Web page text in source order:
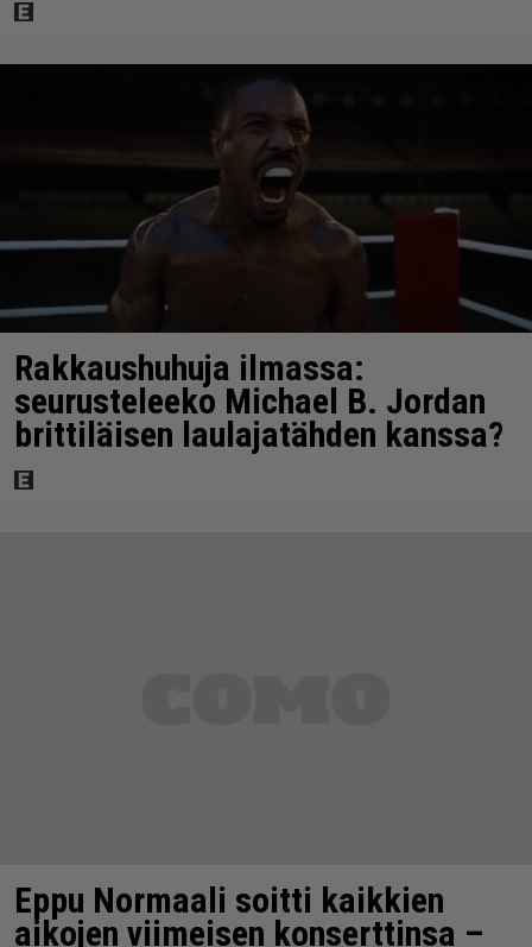
Rakkaushuhuja ilmassa:
seurusteleeko Michael B. Jordan
brittiläisen laulajatähden kanssa?
Eppu Normaali soitti kaikkien
aikojen viimeisen konserttinsa –